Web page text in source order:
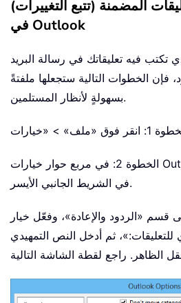
المضمنة (تتبع التغييرات)
في Outlook
تكتب فيه تعليقاتك في رسالة البريد
فإن الخطوات التالية ستجعلها ملفتةً
بسهولةٍ لأنظار المستلمين.
الخطوة 2: في مربع حوار خيارات Outlook، انقر فوق «بريد»
في الشريط الجانبي الأيسر.
إلى قسم «الردود والإعادة»، وفعّل خيار
ثم أدخل النص التمهيدي